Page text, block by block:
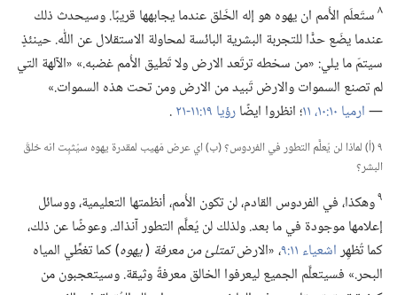
٨ستَعلَم الأُمم ان يهوه هو إله الخَلق عندما يجابهها قريبًا.‏ وسيحدث ذلك
عندما يضَع حدًّا للتجربة البشرية البائسة لمحاولة الاستقلال عن اللّٰه.‏ حينئذٍ
سيتمّ ما يلي:‏ «من سخطه ترتَعد الارض ولا تَطيق الأُمم غضبه.‏» «الآلهة التي
لم تصنع السموات والارض تَبيد من الارض ومن تحت هذه السموات.‏»
—‏ارميا ١٠:‏​١٠،‏ ١١ ‏؛‏ انظروا ايضًارؤيا ١٩:‏​١١-‏٢١ .‏
٩ (‏أ)‏ لماذا لن يُعلَّم التطور في الفردوس؟‏ (‏ب)‏ اي عرض مَهيب لمقدرة يهوه سيُثبِت انه خلقَ
البشر؟‏
٩وهكذا،‏ في الفردوس القادم،‏ لن تكون الأُمم،‏ أنظمتها التعليمية،‏ ووسائل
إعلامها موجودة في ما بعد.‏ ولذلك لن يُعلَّم التطور آنذاك.‏ وعوضًا عن ذلك،‏
كما تُظهِراشعياء ١١:‏٩ ‏،‏ «الارضتمتلئ من معرفة ‏(‏يهوه‏)‏ كما تغطِّي المياه
البحر.‏» فسيتعلَّم الجميع ليعرفوا الخالق معرفةً وثيقة.‏ وسيتعجبون من